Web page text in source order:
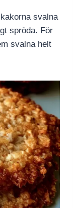
svalna
spröda. För
svalna helt